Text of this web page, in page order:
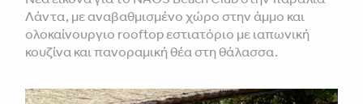
Λάντα, με αναβαθμισμένο χώρο στην άμμο και
ολοκαίνουργιο rooftop εστιατόριο με ιαπωνική
κουζίνα και πανοραμική θέα στη θάλασσα.